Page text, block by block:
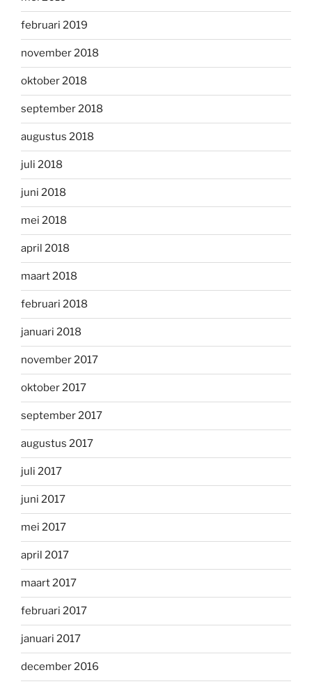
februari 2019
november 2018
oktober 2018
september 2018
augustus 2018
juli 2018
juni 2018
mei 2018
april 2018
maart 2018
februari 2018
januari 2018
november 2017
oktober 2017
september 2017
augustus 2017
juli 2017
juni 2017
mei 2017
april 2017
maart 2017
februari 2017
januari 2017
december 2016